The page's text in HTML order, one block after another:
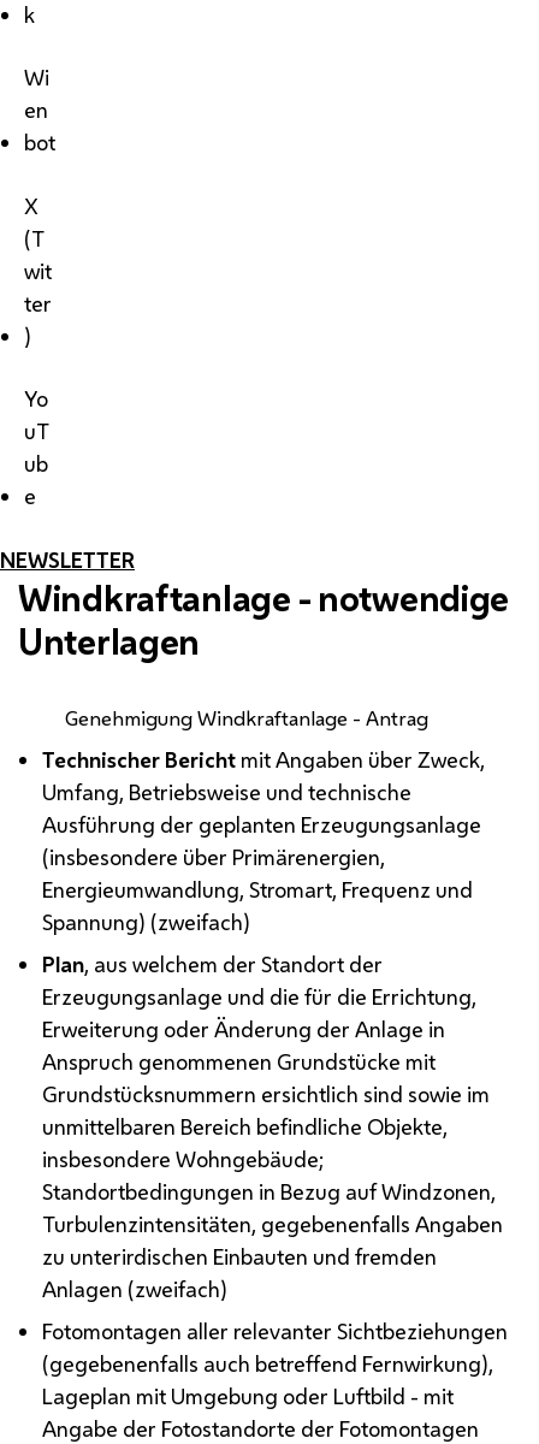
k
Wi
en
bot
X
(T
wit
ter
)
Yo
uT
ub
e
NEWSLETTER
Windkraftanlage - notwendige
Unterlagen
Genehmigung Windkraftanlage - Antrag
Technischer Bericht mit Angaben über Zweck,
Umfang, Betriebsweise und technische
Ausführung der geplanten Erzeugungsanlage
(insbesondere über Primärenergien,
Energieumwandlung, Stromart, Frequenz und
Spannung) (zweifach)
Plan, aus welchem der Standort der
Erzeugungsanlage und die für die Errichtung,
Erweiterung oder Änderung der Anlage in
Anspruch genommenen Grundstücke mit
Grundstücksnummern ersichtlich sind sowie im
unmittelbaren Bereich befindliche Objekte,
insbesondere Wohngebäude;
Standortbedingungen in Bezug auf Windzonen,
Turbulenzintensitäten, gegebenenfalls Angaben
zu unterirdischen Einbauten und fremden
Anlagen (zweifach)
Fotomontagen aller relevanter Sichtbeziehungen
(gegebenenfalls auch betreffend Fernwirkung),
Lageplan mit Umgebung oder Luftbild - mit
Angabe der Fotostandorte der Fotomontagen